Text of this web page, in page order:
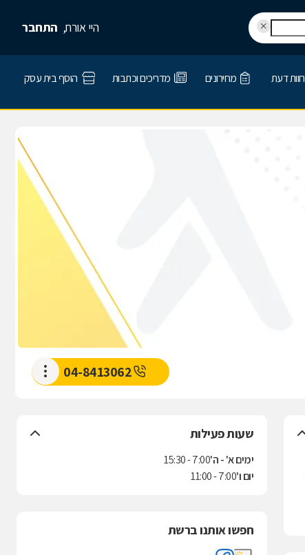
היי אורח, התחבר
חוות דעת מחירונים מדריכים וכתבות הוסף בית עסק
04-8413062
שעות פעילות
ימים א' - ה'7:00 - 15:30
יום ו'7:00 - 11:00
חפשו אותנו ברשת